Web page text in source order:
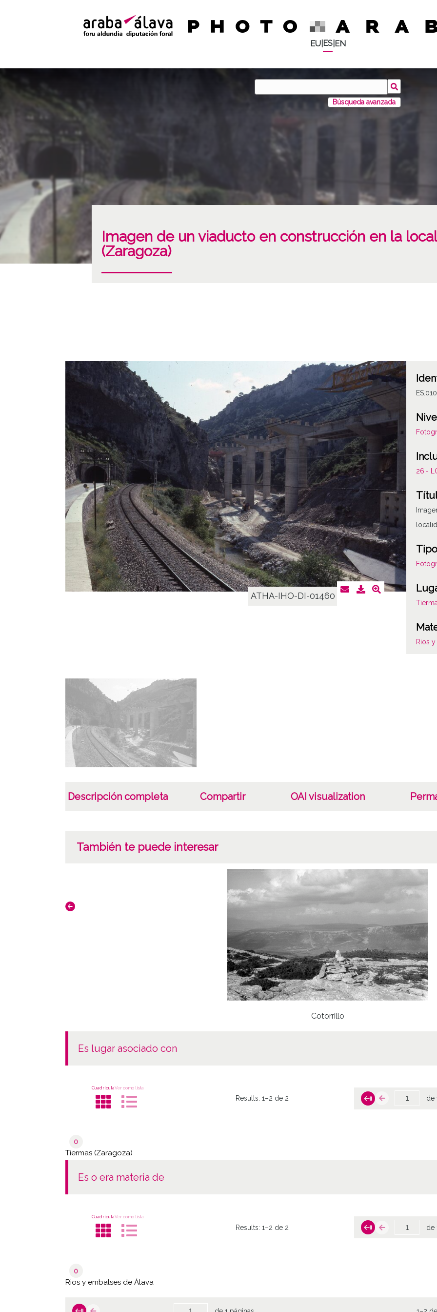
EU| ES| EN
Búsqueda avanzada
Imagen de un viaducto en construcción en la
(Zaragoza)
ATHA-IHO-DI-01460
26.-
Rios
Descripción completa Compartir OAI visualization
También te puede interesar
Cotorrillo
es lugar asociado con
CuadrículaVer como lista
Results:1–2 de 2 de
0
Tiermas (Zaragoza)
es o era materia de
CuadrículaVer como lista
Results:1–2 de 2 de
0
Rios y embalses de Álava